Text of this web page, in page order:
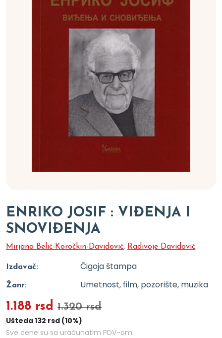
ENRIKO JOSIF : VIĐENJA I
SNOVIĐENJA
Mirjana Belić-Koročkin-Davidović, Radivoje Davidović
Izdavač: Čigoja štampa
Žanr: Umetnost, film, pozorište, muzika
1.188 rsd 1.320 rsd
Ušteda 132 rsd (10%)
Sve cene su sa uračunatim PDV-om.